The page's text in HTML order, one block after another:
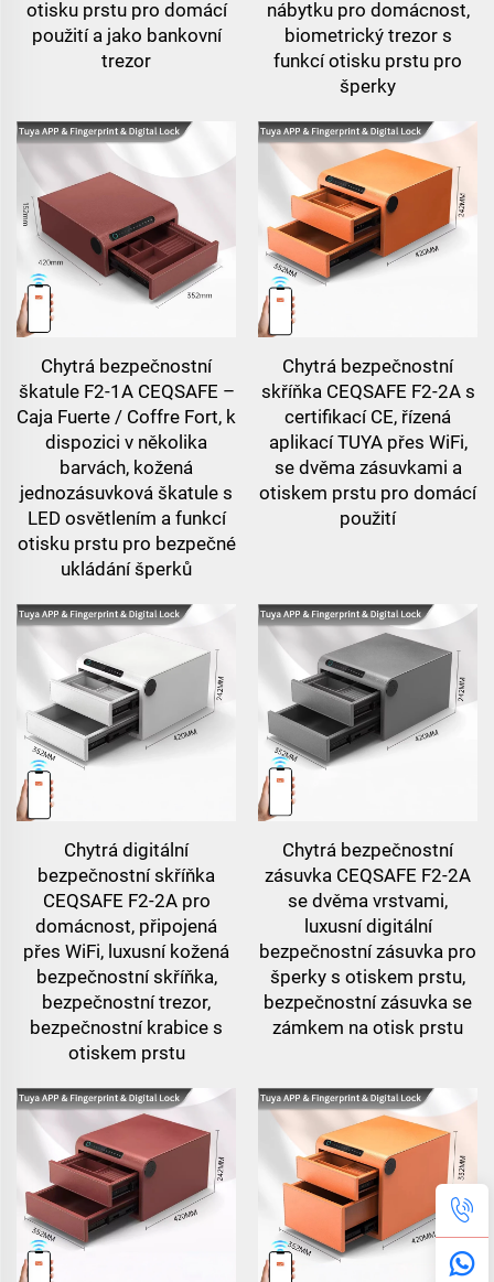
otisku prstu pro domácí
použití a jako bankovní
trezor
nábytku pro domácnost,
biometrický trezor s
funkcí otisku prstu pro
šperky
Chytrá bezpečnostní
škatule F2-1A CEQSAFE –
Caja Fuerte / Coffre Fort, k
dispozici v několika
barvách, kožená
jednozásuvková škatule s
LED osvětlením a funkcí
otisku prstu pro bezpečné
ukládání šperků
Chytrá bezpečnostní
skříňka CEQSAFE F2-2A s
certifikací CE, řízená
aplikací TUYA přes WiFi,
se dvěma zásuvkami a
otiskem prstu pro domácí
použití
Chytrá digitální
bezpečnostní skříňka
CEQSAFE F2-2A pro
domácnost, připojená
přes WiFi, luxusní kožená
bezpečnostní skříňka,
bezpečnostní trezor,
bezpečnostní krabice s
otiskem prstu
Chytrá bezpečnostní
zásuvka CEQSAFE F2-2A
se dvěma vrstvami,
luxusní digitální
bezpečnostní zásuvka pro
šperky s otiskem prstu,
bezpečnostní zásuvka se
zámkem na otisk prstu